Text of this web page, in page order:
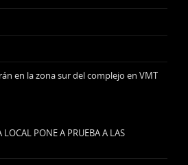
en la zona sur del complejo en VMT
PONE A PRUEBA A LAS